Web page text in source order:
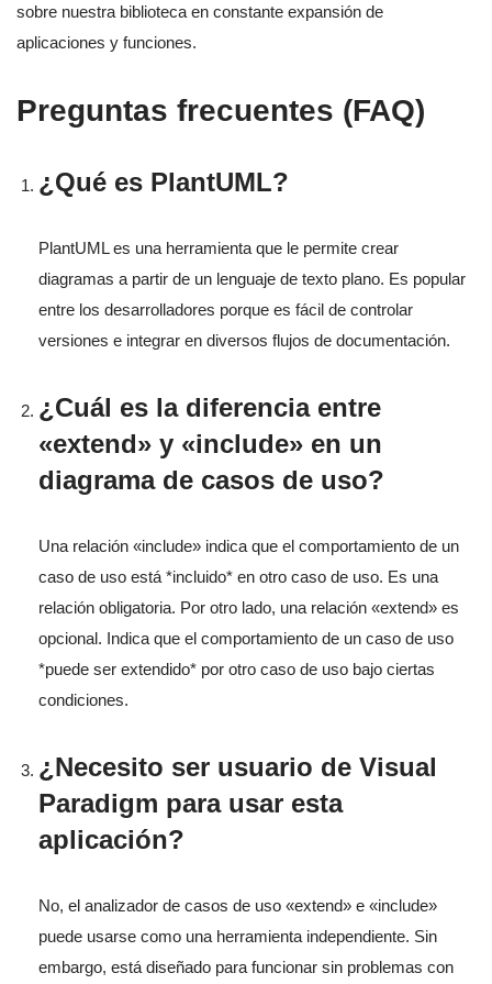
sobre nuestra biblioteca en constante expansión de
aplicaciones y funciones.
Preguntas frecuentes (FAQ)
¿Qué es PlantUML?
PlantUML es una herramienta que le permite crear
diagramas a partir de un lenguaje de texto plano. Es popular
entre los desarrolladores porque es fácil de controlar
versiones e integrar en diversos flujos de documentación.
¿Cuál es la diferencia entre
«extend» y «include» en un
diagrama de casos de uso?
Una relación «include» indica que el comportamiento de un
caso de uso está *incluido* en otro caso de uso. Es una
relación obligatoria. Por otro lado, una relación «extend» es
opcional. Indica que el comportamiento de un caso de uso
*puede ser extendido* por otro caso de uso bajo ciertas
condiciones.
¿Necesito ser usuario de Visual
Paradigm para usar esta
aplicación?
No, el analizador de casos de uso «extend» e «include»
puede usarse como una herramienta independiente. Sin
embargo, está diseñado para funcionar sin problemas con